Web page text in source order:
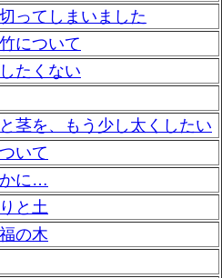
ってしまいました
について
たくない
茎を、もう少し太くしたい
いて
かに…
と土
の木